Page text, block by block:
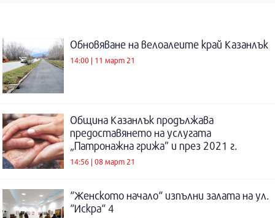
Обновяване на велоалеите край Казанлък
14:00 | 11 март 21
Община Казанлък продължава
предоставянето на услугата
„Патронажна грижа” и през 2021 г.
14:56 | 08 март 21
“Женското начало“ изпълни залата на ул.
“Искра“ 4